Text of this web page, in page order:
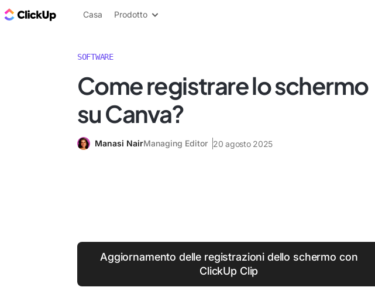
Blog di ClickUp
Casa Prodotto
SOFTWARE
Come registrare lo schermo
su Canva?
Manasi NairManaging Editor 20 agosto 2025
Aggiornamento delle registrazioni dello schermo con
ClickUp Clip